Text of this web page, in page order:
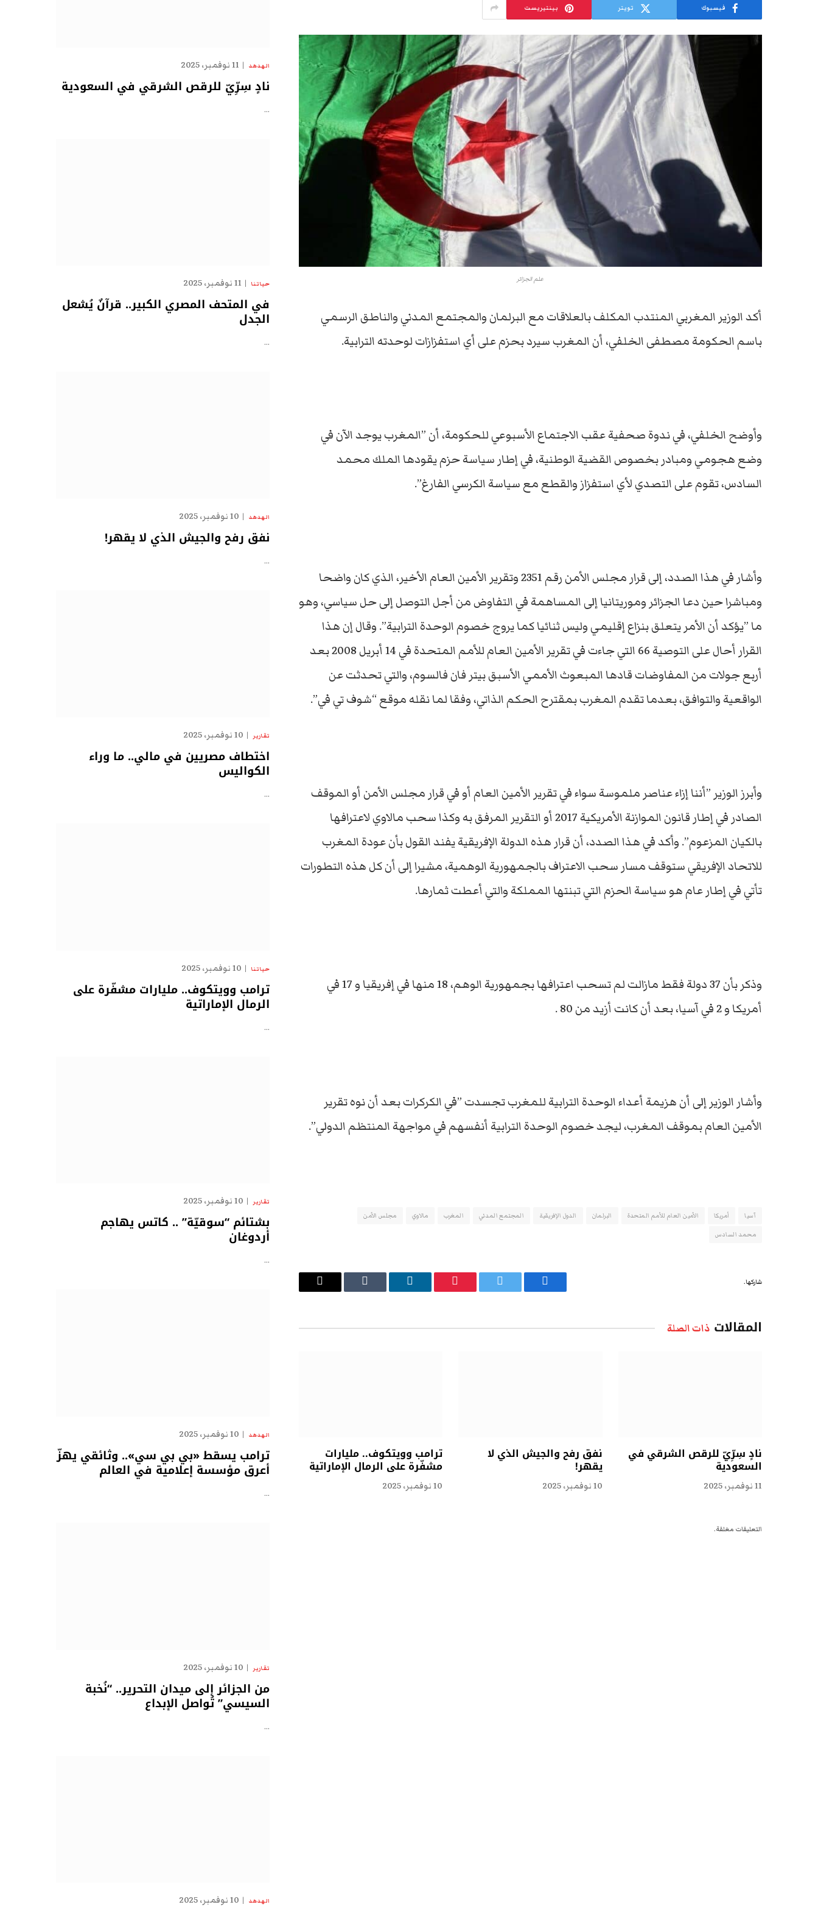
فيسبوك تويتر بينتيريست
علم الجزائر
أكد الوزير المغربي المنتدب المكلف بالعلاقات مع البرلمان والمجتمع المدني والناطق الرسمي
باسم الحكومة مصطفى الخلفي، أن المغرب سيرد بحزم على أي استفزازات لوحدته الترابية.
وأوضح الخلفي، في ندوة صحفية عقب الاجتماع الأسبوعي للحكومة، أن ”المغرب يوجد الآن في
وضع هجومي ومبادر بخصوص القضية الوطنية، في إطار سياسة حزم يقودها الملك محمد
السادس، تقوم على التصدي لأي استفزاز والقطع مع سياسة الكرسي الفارغ”.
وأشار في هذا الصدد، إلى قرار مجلس الأمن رقم 2351 وتقرير الأمين العام الأخير، الذي كان واضحا
ومباشرا حين دعا الجزائر وموريتانيا إلى المساهمة في التفاوض من أجل التوصل إلى حل سياسي، وهو
ما ”يؤكد أن الأمر يتعلق بنزاع إقليمي وليس ثنائيا كما يروج خصوم الوحدة الترابية”. وقال إن هذا
القرار أحال على التوصية 66 التي جاءت في تقرير الأمين العام للأمم المتحدة في 14 أبريل 2008 بعد
أربع جولات من المفاوضات قادها المبعوث الأممي الأسبق بيتر فان فالسوم، والتي تحدثت عن
الواقعية والتوافق، بعدما تقدم المغرب بمقترح الحكم الذاتي، وفقا لما نقله موقع “شوف تي في”.
وأبرز الوزير ”أننا إزاء عناصر ملموسة سواء في تقرير الأمين العام أو في قرار مجلس الأمن أو الموقف
الصادر في إطار قانون الموازنة الأمريكية 2017 أو التقرير المرفق به وكذا سحب مالاوي لاعترافها
بالكيان المزعوم”. وأكد في هذا الصدد، أن قرار هذه الدولة الإفريقية يفند القول بأن عودة المغرب
للاتحاد الإفريقي ستوقف مسار سحب الاعتراف بالجمهورية الوهمية، مشيرا إلى أن كل هذه التطورات
تأتي في إطار عام هو سياسة الحزم التي تبنتها المملكة والتي أعطت ثمارها.
وذكر بأن 37 دولة فقط مازالت لم تسحب اعترافها بجمهورية الوهم، 18 منها في إفريقيا و 17 في
أمريكا و 2 في آسيا، بعد أن كانت أزيد من 80 .
وأشار الوزير إلى أن هزيمة أعداء الوحدة الترابية للمغرب تجسدت ”في الكركرات بعد أن نوه تقرير
الأمين العام بموقف المغرب، ليجد خصوم الوحدة الترابية أنفسهم في مواجهة المنتظم الدولي”.
آسيا أمريكا اﻷمين العام للأمم المتحدة البرلمان الدول الإفريقية المجتمع المدني المغرب مالاوي
مجلس الأمن
محمد السادس
شاركها.
فيسبوك تويتر بينتيريست لينكدإن Tumblr
البريد
المقالات ذات الصلة
نادٍ سِرِّيّ للرقص الشرقي في
السعودية
11 نوفمبر، 2025
نفق رفح والجيش الذي لا
يقهر!
10 نوفمبر، 2025
ترامب وويتكوف.. مليارات
مشفّرة على الرمال الإماراتية
10 نوفمبر، 2025
التعليقات مغلقة.
الهدهد 11 نوفمبر، 2025
نادٍ سِرِّيّ للرقص الشرقي في السعودية
…
حياتنا 11 نوفمبر، 2025
في المتحف المصري الكبير.. قرآنٌ يُشعل
الجدل
…
الهدهد 10 نوفمبر، 2025
نفق رفح والجيش الذي لا يقهر!
…
تقارير 10 نوفمبر، 2025
اختطاف مصريين في مالي.. ما وراء
الكواليس
…
حياتنا 10 نوفمبر، 2025
ترامب وويتكوف.. مليارات مشفّرة على
الرمال الإماراتية
…
تقارير 10 نوفمبر، 2025
بشتائم “سوقيّة” .. كاتس يهاجم
أردوغان
…
الهدهد 10 نوفمبر، 2025
ترامب يسقط «بي بي سي».. وثائقي يهزّ
أعرق مؤسسة إعلامية في العالم
…
تقارير 10 نوفمبر، 2025
من الجزائر إلى ميدان التحرير.. “نُخبة
السيسي” تُواصل الإبداع
…
الهدهد 10 نوفمبر، 2025